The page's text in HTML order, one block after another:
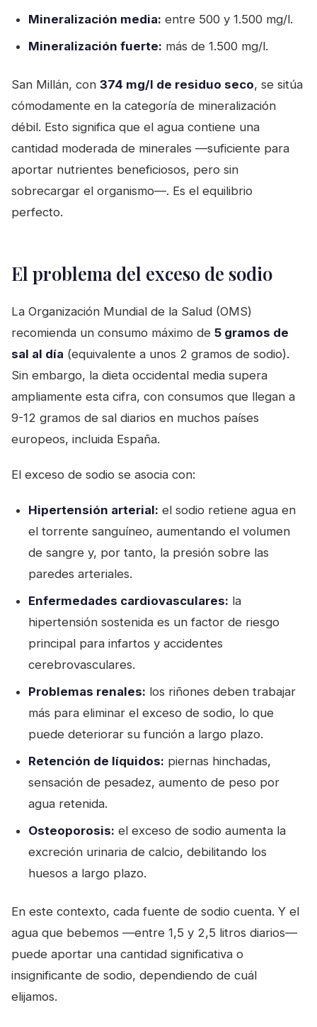
Mineralización media: entre 500 y 1.500 mg/l.
Mineralización fuerte: más de 1.500 mg/l.
San Millán, con 374 mg/l de residuo seco, se sitúa
cómodamente en la categoría de mineralización
débil. Esto significa que el agua contiene una
cantidad moderada de minerales —suficiente para
aportar nutrientes beneficiosos, pero sin
sobrecargar el organismo—. Es el equilibrio
perfecto.
El problema del exceso de sodio
La Organización Mundial de la Salud (OMS)
recomienda un consumo máximo de 5 gramos de
sal al día (equivalente a unos 2 gramos de sodio).
Sin embargo, la dieta occidental media supera
ampliamente esta cifra, con consumos que llegan a
9-12 gramos de sal diarios en muchos países
europeos, incluida España.
El exceso de sodio se asocia con:
Hipertensión arterial: el sodio retiene agua en
el torrente sanguíneo, aumentando el volumen
de sangre y, por tanto, la presión sobre las
paredes arteriales.
Enfermedades cardiovasculares: la
hipertensión sostenida es un factor de riesgo
principal para infartos y accidentes
cerebrovasculares.
Problemas renales: los riñones deben trabajar
más para eliminar el exceso de sodio, lo que
puede deteriorar su función a largo plazo.
Retención de líquidos: piernas hinchadas,
sensación de pesadez, aumento de peso por
agua retenida.
Osteoporosis: el exceso de sodio aumenta la
excreción urinaria de calcio, debilitando los
huesos a largo plazo.
En este contexto, cada fuente de sodio cuenta. Y el
agua que bebemos —entre 1,5 y 2,5 litros diarios—
puede aportar una cantidad significativa o
insignificante de sodio, dependiendo de cuál
elijamos.